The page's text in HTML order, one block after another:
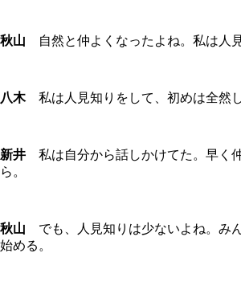
秋山 自然と仲よくなったよね。私は人
八木 私は人見知りをして、初めは全然
新井 私は自分から話しかけてた。早く
ら。
秋山 でも、人見知りは少ないよね。み
始める。